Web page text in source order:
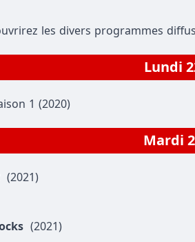
les divers programmes
Lundi
1 (2020)
Mardi
(2021)
(2021)